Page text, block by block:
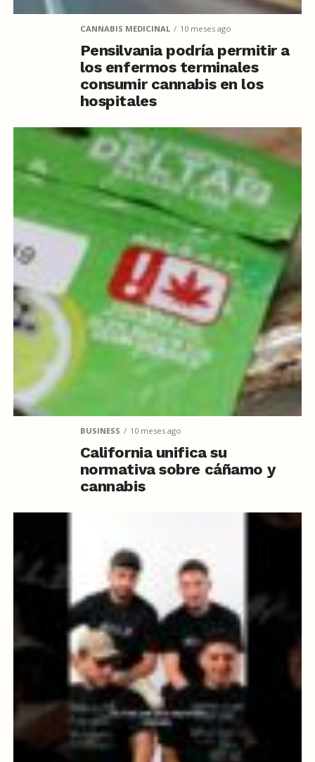
CANNABIS MEDICINAL 10 meses ago
Pensilvania podría permitir a
los enfermos terminales
consumir cannabis en los
hospitales
BUSINESS 10 meses ago
California unifica su
normativa sobre cáñamo y
cannabis